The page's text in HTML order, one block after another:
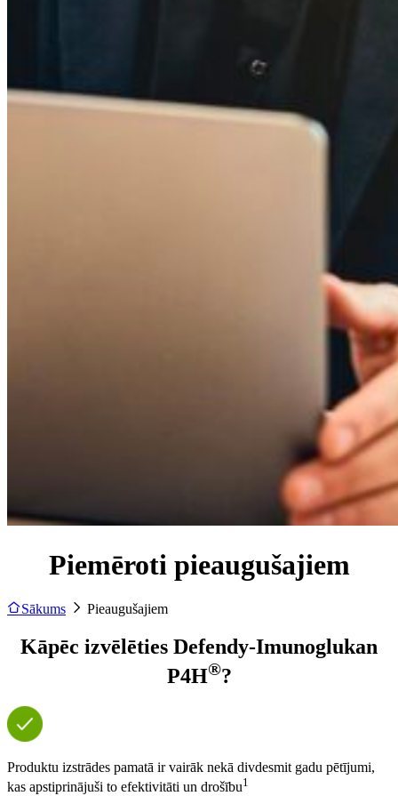
Piemēroti pieaugušajiem
Sākums Pieaugušajiem
Kāpēc izvēlēties Defendy-Imunoglukan
P4H®?
Produktu izstrādes pamatā ir vairāk nekā divdesmit gadu pētījumi,
kas apstiprinājuši to efektivitāti un drošību1